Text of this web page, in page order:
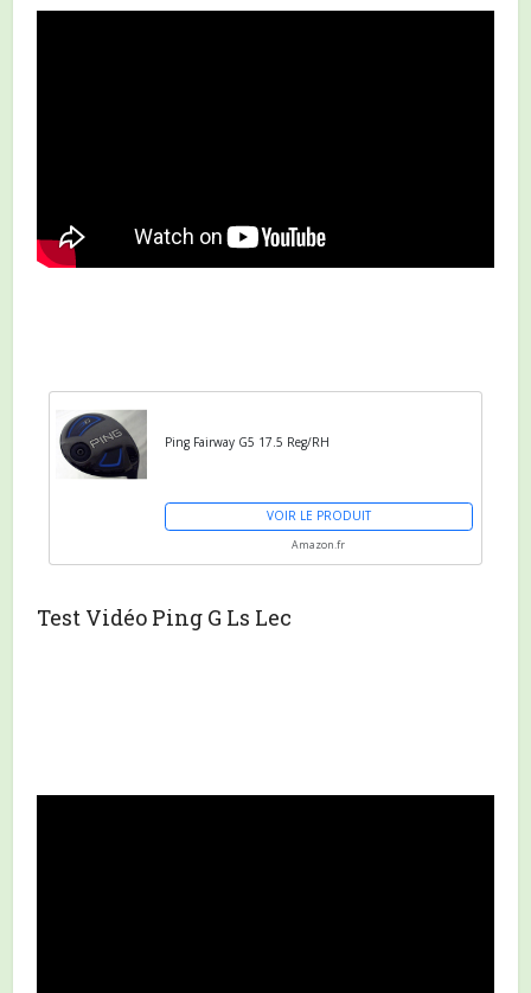
Ping Fairway G5 17.5 Reg/RH
VOIR LE PRODUIT
Amazon.fr
Test Vidéo Ping G Ls Lec